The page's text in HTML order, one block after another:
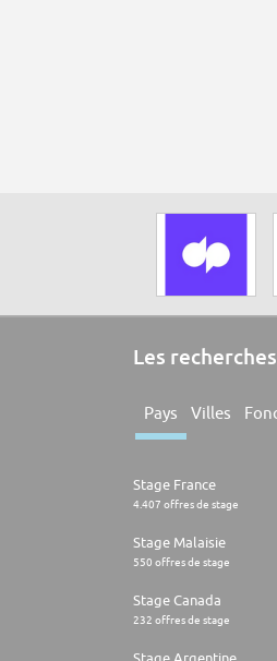
Les
Pays Villes
Stage France
4.407 offres de stage
Stage Malaisie
550 offres de stage
Stage Canada
232 offres de stage